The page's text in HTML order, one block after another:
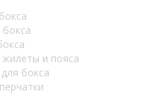
жилеты и пояса
бокса